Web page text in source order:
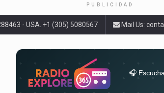
PUBLICIDAD
- USA. +1 (305) 5080567 Mail Us:
🎧